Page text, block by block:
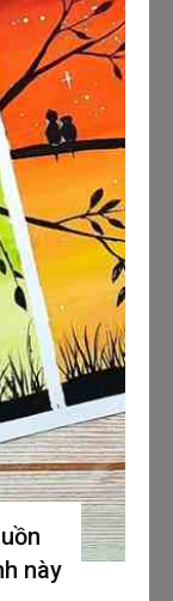
này